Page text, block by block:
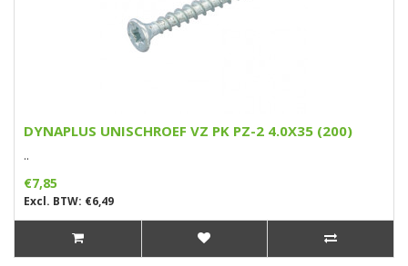
DYNAPLUS UNISCHROEF VZ PK PZ-2 4.0X35 (200)
..
€7,85
Excl. BTW: €6,49